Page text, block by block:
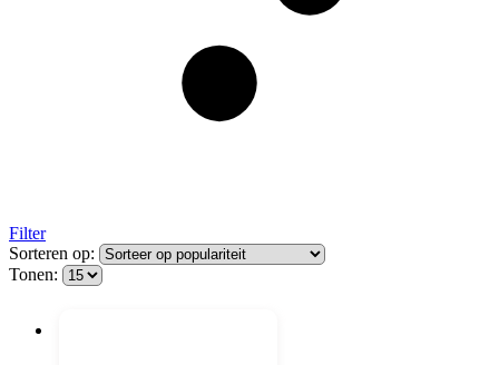
Filter
Sorteren op:
Tonen: